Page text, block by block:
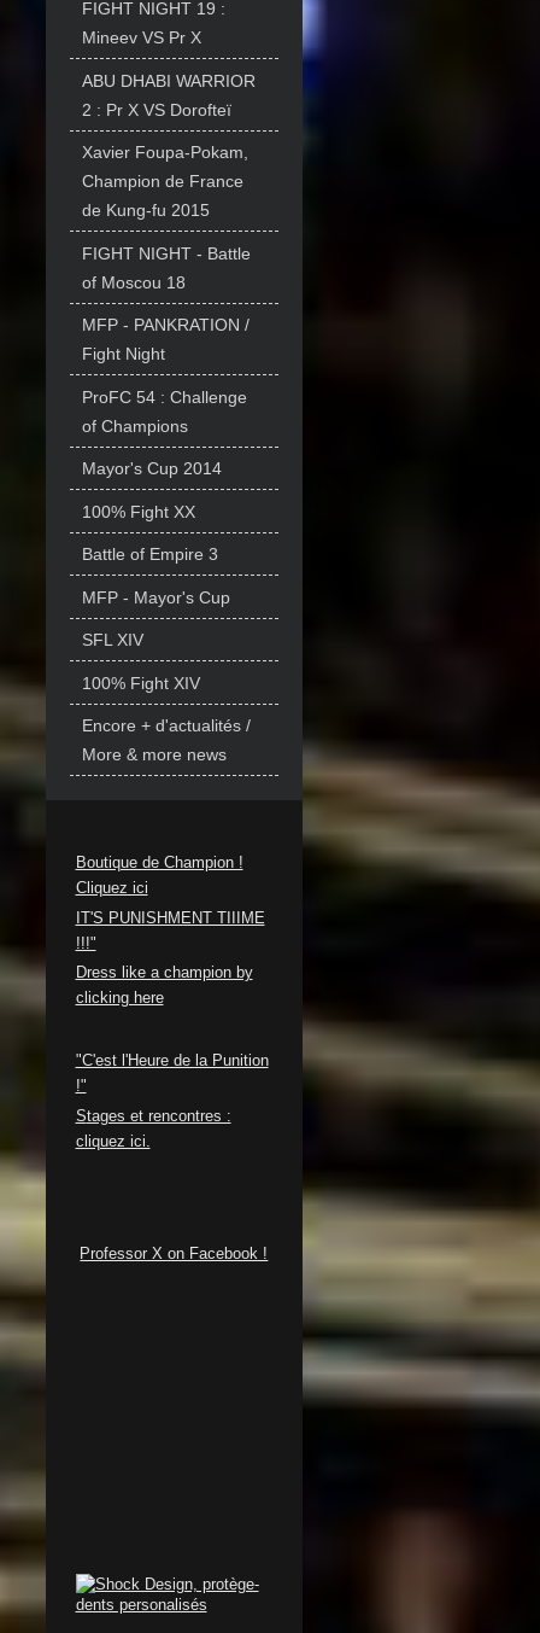
FIGHT NIGHT 19 :
Mineev VS Pr X
ABU DHABI WARRIOR
2 : Pr X VS Dorofteï
Xavier Foupa-Pokam,
Champion de France
de Kung-fu 2015
FIGHT NIGHT - Battle
of Moscou 18
MFP - PANKRATION /
Fight Night
ProFC 54 : Challenge
of Champions
Mayor's Cup 2014
100% Fight XX
Battle of Empire 3
MFP - Mayor's Cup
SFL XIV
100% Fight XIV
Encore + d'actualités /
More & more news
Boutique de Champion !
Cliquez ici
IT'S PUNISHMENT TIIIME
!!!"
Dress like a champion by
clicking here
"C'est l'Heure de la Punition
!"
Stages et rencontres :
cliquez ici.
Professor X on Facebook !